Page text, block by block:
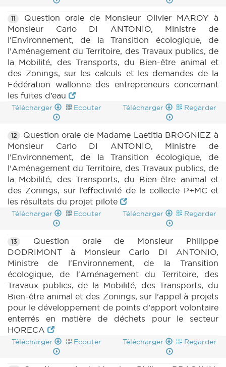
11
Question orale de Monsieur Olivier MAROY à
Monsieur Carlo DI ANTONIO, Ministre de
l'Environnement, de la Transition écologique, de
l'Aménagement du Territoire, des Travaux publics, de
la Mobilité, des Transports, du Bien-être animal et
des Zonings, sur les calculs et les demandes de la
Fédération wallonne des entrepreneurs concernant
les fuites d’eau
Télécharger Ecouter Télécharger Regarder
12
Question orale de Madame Laetitia BROGNIEZ à
Monsieur Carlo DI ANTONIO, Ministre de
l'Environnement, de la Transition écologique, de
l'Aménagement du Territoire, des Travaux publics, de
la Mobilité, des Transports, du Bien-être animal et
des Zonings, sur l’effectivité de la collecte P+MC et
les résultats du projet pilote
Télécharger Ecouter Télécharger Regarder
13
Question orale de Monsieur Philippe
DODRIMONT à Monsieur Carlo DI ANTONIO,
Ministre de l'Environnement, de la Transition
écologique, de l'Aménagement du Territoire, des
Travaux publics, de la Mobilité, des Transports, du
Bien-être animal et des Zonings, sur l’appel à projets
pour le développement de points d’apport volontaire
enterrés en matière de déchets pour le secteur
HORECA
Télécharger Ecouter Télécharger Regarder